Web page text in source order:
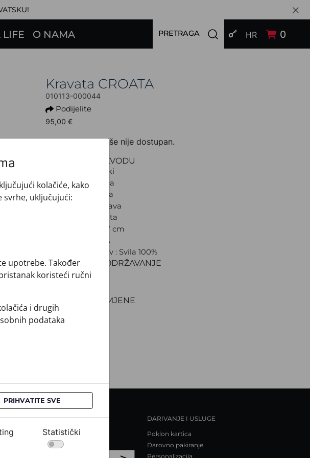
LIFE O NAMA PRIJAVI SE
HR 0
PRETRAGA Open search modal
Kravata CROATA
010113-000044
Podijelite
95,00 €
Ovaj proizvod više nije dostupan.
+ INFO O PROIZVODU
Dezen: Tematski
Model: S dva lica
Motiv: Glagoljica
Boja: Tamno plava
Proizvod: Kravata
Veličina: Uska 7 cm
Brand: CROATA
Sirovinski sastav : Svila 100%
+ MATERIJAL I ODRŽAVANJE
+ DOSTAVA
+ POVRATI I ZAMJENE
u kontaktu*
DARIVANJE I USLUGE
Poklon kartica
Darovno pakiranje
Personalizacija
kolačiće, kako
uključujući:
upotrebe. Također
koristeći ručni
i drugih
podataka
PRIHVATITE SVE
Statistički